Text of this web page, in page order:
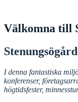
Välkomna till
I denna fantastiska
konferenser,
högtidsfester,